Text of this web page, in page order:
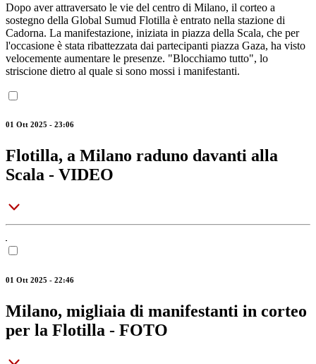
Dopo aver attraversato le vie del centro di Milano, il corteo a
sostegno della Global Sumud Flotilla è entrato nella stazione di
Cadorna. La manifestazione, iniziata in piazza della Scala, che per
l'occasione è stata ribattezzata dai partecipanti piazza Gaza, ha visto
velocemente aumentare le presenze. "Blocchiamo tutto", lo
striscione dietro al quale si sono mossi i manifestanti.
01 Ott 2025 - 23:06
Flotilla, a Milano raduno davanti alla
Scala - VIDEO
01 Ott 2025 - 22:46
Milano, migliaia di manifestanti in corteo
per la Flotilla - FOTO